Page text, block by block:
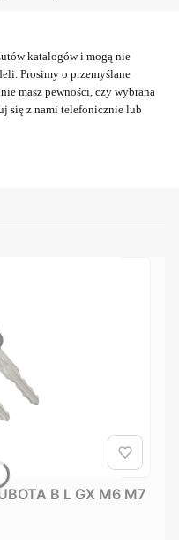
katalogów i mogą nie
Prosimy o przemyślane
masz pewności, czy wybrana
się z nami telefonicznie lub
B L GX M6 M7